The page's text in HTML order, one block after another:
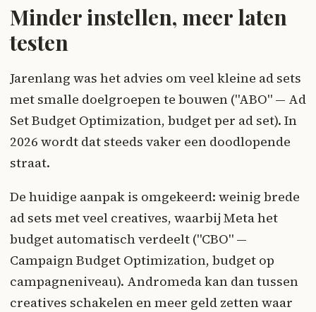
Minder instellen, meer laten
testen
Jarenlang was het advies om veel kleine ad sets
met smalle doelgroepen te bouwen ("ABO" — Ad
Set Budget Optimization, budget per ad set). In
2026 wordt dat steeds vaker een doodlopende
straat.
De huidige aanpak is omgekeerd: weinig brede
ad sets met veel creatives, waarbij Meta het
budget automatisch verdeelt ("CBO" —
Campaign Budget Optimization, budget op
campagneniveau). Andromeda kan dan tussen
creatives schakelen en meer geld zetten waar